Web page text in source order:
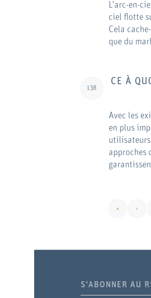
L’arc-en-
ciel flotte
Cela
que du
138
CE À
Avec les
en plus
approches
« ‹
S’ABONNER AU